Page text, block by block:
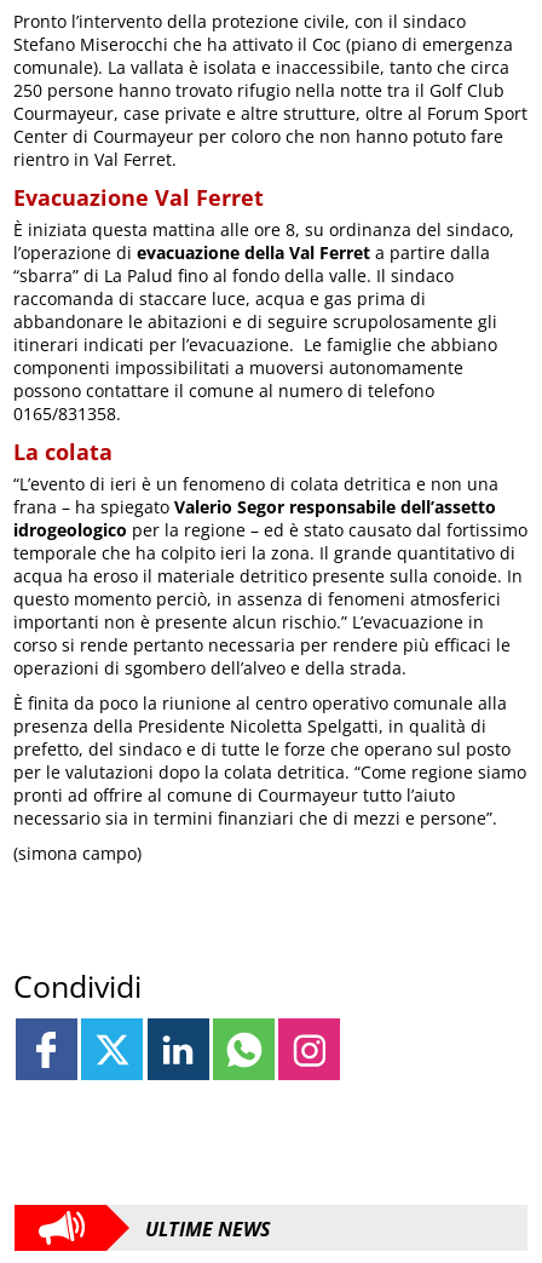
Pronto l’intervento della protezione civile, con il sindaco
Stefano Miserocchi che ha attivato il Coc (piano di emergenza
comunale). La vallata è isolata e inaccessibile, tanto che circa
250 persone hanno trovato rifugio nella notte tra il Golf Club
Courmayeur, case private e altre strutture, oltre al Forum Sport
Center di Courmayeur per coloro che non hanno potuto fare
rientro in Val Ferret.
Evacuazione Val Ferret
È iniziata questa mattina alle ore 8, su ordinanza del sindaco,
l’operazione dievacuazione della Val Ferret a partire dalla
“sbarra” di La Palud fino al fondo della valle. Il sindaco
raccomanda di staccare luce, acqua e gas prima di
abbandonare le abitazioni e di seguire scrupolosamente gli
itinerari indicati per l’evacuazione. Le famiglie che abbiano
componenti impossibilitati a muoversi autonomamente
possono contattare il comune al numero di telefono
0165/831358.
La colata
“L’evento di ieri è un fenomeno di colata detritica e non una
frana – ha spiegatoValerio Segor responsabile dell’assetto
idrogeologico per la regione – ed è stato causato dal fortissimo
temporale che ha colpito ieri la zona. Il grande quantitativo di
acqua ha eroso il materiale detritico presente sulla conoide. In
questo momento perciò, in assenza di fenomeni atmosferici
importanti non è presente alcun rischio.” L’evacuazione in
corso si rende pertanto necessaria per rendere più efficaci le
operazioni di sgombero dell’alveo e della strada.
È finita da poco la riunione al centro operativo comunale alla
presenza della Presidente Nicoletta Spelgatti, in qualità di
prefetto, del sindaco e di tutte le forze che operano sul posto
per le valutazioni dopo la colata detritica. “Come regione siamo
pronti ad offrire al comune di Courmayeur tutto l’aiuto
necessario sia in termini finanziari che di mezzi e persone”.
(simona campo)
Condividi
ULTIME NEWS